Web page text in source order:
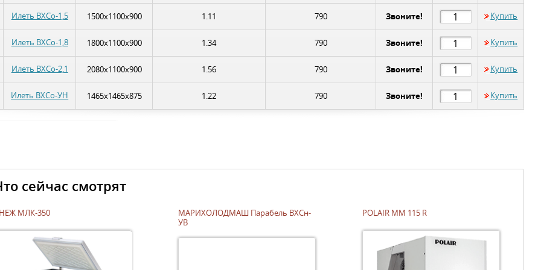
Илеть ВХСо-1,5 1500х1100х900 1.11 790 Звоните! Купить
Илеть ВХСо-1,8 1800х1100х900 1.34 790 Звоните! Купить
Илеть ВХСо-2,1 2080х1100х900 1.56 790 Звоните! Купить
Илеть ВХСо-УН 1465х1465х875 1.22 790 Звоните! Купить
сейчас смотрят
МЛК-350
МАРИХОЛОДМАШ Парабель ВХСн-
УВ
POLAIR MM 115 R